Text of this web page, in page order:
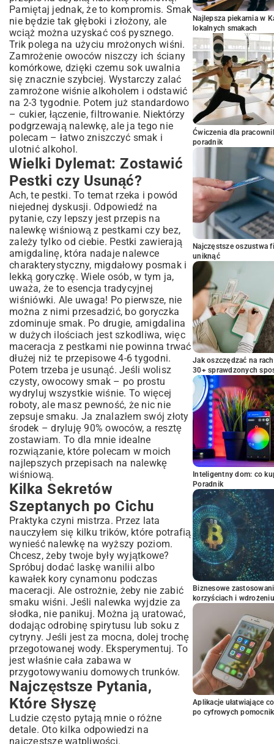
Pamiętaj jednak, że to kompromis. Smak
nie będzie tak głęboki i złożony, ale
wciąż można uzyskać coś pysznego.
Trik polega na użyciu mrożonych wiśni.
Zamrożenie owoców niszczy ich ściany
komórkowe, dzięki czemu sok uwalnia
się znacznie szybciej. Wystarczy zalać
zamrożone wiśnie alkoholem i odstawić
na 2-3 tygodnie. Potem już standardowo
– cukier, łączenie, filtrowanie. Niektórzy
podgrzewają nalewkę, ale ja tego nie
polecam – łatwo zniszczyć smak i
ulotnić alkohol.
Wielki Dylemat: Zostawić
Pestki czy Usunąć?
Ach, te pestki. To temat rzeka i powód
niejednej dyskusji. Odpowiedź na
pytanie, czy lepszy jest przepis na
nalewkę wiśniową z pestkami czy bez,
zależy tylko od ciebie. Pestki zawierają
amigdalinę, która nadaje nalewce
charakterystyczny, migdałowy posmak i
lekką goryczkę. Wiele osób, w tym ja,
uważa, że to esencja tradycyjnej
wiśniówki. Ale uwaga! Po pierwsze, nie
można z nimi przesadzić, bo goryczka
zdominuje smak. Po drugie, amigdalina
w dużych ilościach jest szkodliwa, więc
maceracja z pestkami nie powinna trwać
dłużej niż te przepisowe 4-6 tygodni.
Potem trzeba je usunąć. Jeśli wolisz
czysty, owocowy smak – po prostu
wydryluj wszystkie wiśnie. To więcej
roboty, ale masz pewność, że nic nie
zepsuje smaku. Ja znalazłem swój złoty
środek – dryluję 90% owoców, a resztę
zostawiam. To dla mnie idealne
rozwiązanie, które polecam w moich
najlepszych przepisach na nalewkę
wiśniową.
Kilka Sekretów
Szeptanych po Cichu
Praktyka czyni mistrza. Przez lata
nauczyłem się kilku trików, które potrafią
wynieść nalewkę na wyższy poziom.
Chcesz, żeby twoje były wyjątkowe?
Spróbuj dodać laskę wanilii albo
kawałek kory cynamonu podczas
maceracji. Ale ostrożnie, żeby nie zabić
smaku wiśni. Jeśli nalewka wyjdzie za
słodka, nie panikuj. Można ją uratować,
dodając odrobinę spirytusu lub soku z
cytryny. Jeśli jest za mocna, dolej trochę
przegotowanej wody. Eksperymentuj. To
jest właśnie cała zabawa w
przygotowywaniu domowych trunków.
Najczęstsze Pytania,
Które Słyszę
Ludzie często pytają mnie o różne
detale. Oto kilka odpowiedzi na
najczęstsze wątpliwości.
Najlepsza piekarnia w
lokalnych smakach
Ćwiczenia dla
poradnik
Najczęstsze oszustwa
uniknąć
Jak oszczędzać na
30+ sprawdzonych
Inteligentny dom: co
Poradnik
Biznesowe
korzyściach i wdrożeniu
Aplikacje ułatwiające
po cyfrowych